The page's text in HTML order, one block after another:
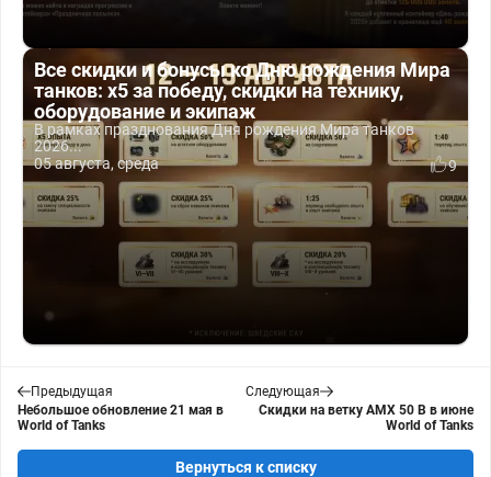
Все скидки и бонусы ко Дню рождения Мира
танков: x5 за победу, скидки на технику,
оборудование и экипаж
В рамках празднования Дня рождения Мира танков
2026...
05 августа, среда
9
Предыдущая
Небольшое обновление 21 мая в
World of Tanks
Следующая
Скидки на ветку AMX 50 B в июне
World of Tanks
Вернуться к списку